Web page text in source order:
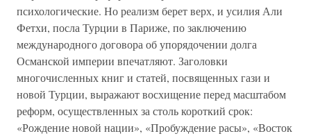
психологические. Но реализм берет верх, и усилия Али
Фетхи, посла Турции в Париже, по заключению
международного договора об упорядочении долга
Османской империи впечатляют. Заголовки
многочисленных книг и статей, посвященных гази и
новой Турции, выражают восхищение перед масштабом
реформ, осуществленных за столь короткий срок:
«Рождение новой нации», «Пробуждение расы», «Восток